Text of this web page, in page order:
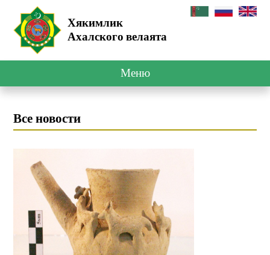
Хякимлик
Ахалского велаята
Меню
Все новости